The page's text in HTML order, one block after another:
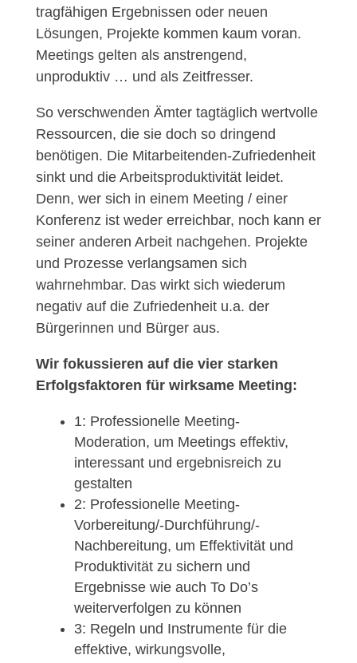
tragfähigen Ergebnissen oder neuen
Lösungen, Projekte kommen kaum voran.
Meetings gelten als anstrengend,
unproduktiv … und als Zeitfresser.
So verschwenden Ämter tagtäglich wertvolle
Ressourcen, die sie doch so dringend
benötigen. Die Mitarbeitenden-Zufriedenheit
sinkt und die Arbeitsproduktivität leidet.
Denn, wer sich in einem Meeting / einer
Konferenz ist weder erreichbar, noch kann er
seiner anderen Arbeit nachgehen. Projekte
und Prozesse verlangsamen sich
wahrnehmbar. Das wirkt sich wiederum
negativ auf die Zufriedenheit u.a. der
Bürgerinnen und Bürger aus.
Wir fokussieren auf die vier starken
Erfolgsfaktoren für wirksame Meeting:
1: Professionelle Meeting-
Moderation, um Meetings effektiv,
interessant und ergebnisreich zu
gestalten
2: Professionelle Meeting-
Vorbereitung/-Durchführung/-
Nachbereitung, um Effektivität und
Produktivität zu sichern und
Ergebnisse wie auch To Do’s
weiterverfolgen zu können
3: Regeln und Instrumente für die
effektive, wirkungsvolle,